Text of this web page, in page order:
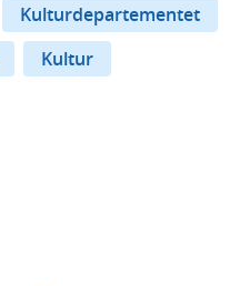
Kulturdepartementet
Kultur